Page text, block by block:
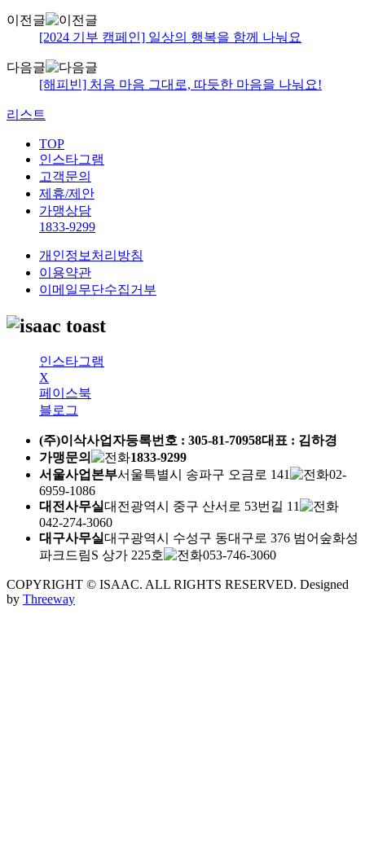
이전글
[2024 기부 캠페인] 일상의 행복을 함께 나눠요
다음글
[해피빈] 처음 마음 그대로, 따듯한 마음을 나눠요!
리스트
TOP
인스타그램
고객문의
제휴/제안
가맹상담
1833-9299
개인정보처리방침
이용약관
이메일무단수집거부
인스타그램
X
페이스북
블로그
(주)이삭사업자등록번호 : 305-81-70958대표 : 김하경
가맹문의
1833-9299
서울사업본부서울특별시 송파구 오금로 141
02-
6959-1086
대전사무실대전광역시 중구 산서로 53번길 11
042-274-3060
대구사무실대구광역시 수성구 동대구로 376 범어숲화성
파크드림S 상가 225호
053-746-3060
COPYRIGHT © ISAAC. ALL RIGHTS RESERVED. Designed
by Threeway